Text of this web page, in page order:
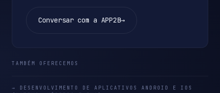
Conversar com a APP2B→
TAMBÉM OFERECEMOS
→ DESENVOLVIMENTO DE APLICATIVOS ANDROID E IOS